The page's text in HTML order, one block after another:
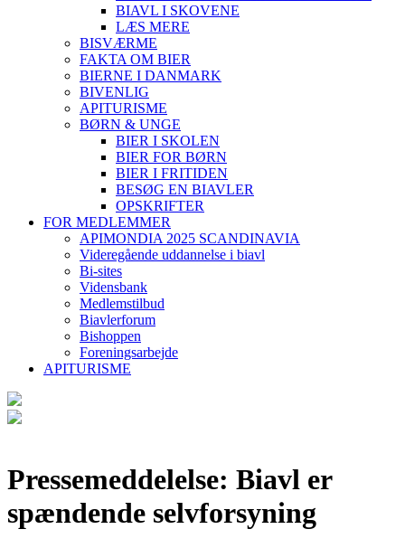
BIAVL I SKOVENE
LÆS MERE
BISVÆRME
FAKTA OM BIER
BIERNE I DANMARK
BIVENLIG
APITURISME
BØRN & UNGE
BIER I SKOLEN
BIER FOR BØRN
BIER I FRITIDEN
BESØG EN BIAVLER
OPSKRIFTER
FOR MEDLEMMER
APIMONDIA 2025 SCANDINAVIA
Videregående uddannelse i biavl
Bi-sites
Vidensbank
Medlemstilbud
Biavlerforum
Bishoppen
Foreningsarbejde
APITURISME
Pressemeddelelse: Biavl er
spændende selvforsyning